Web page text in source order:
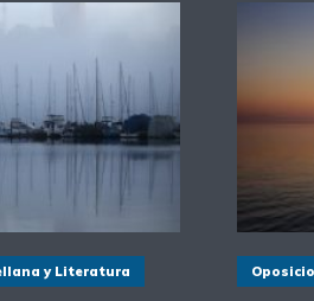
y Literatura